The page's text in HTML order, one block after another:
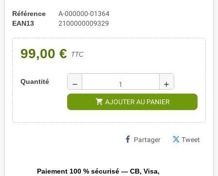
Référence
A-000000-01364
EAN13
2100000009329
99,00 € TTC
Quantité remove add
shopping_cart AJOUTER AU PANIER
Partager Tweet
Paiement 100 % sécurisé — CB, Visa,